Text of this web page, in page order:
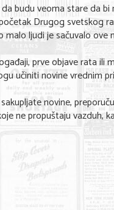
budu veoma stare da
Drugog svetskog
malo ljudi je sačuvalo
prve objave rata ili
učiniti novine vrednim
novine,
ne propuštaju vazduh,